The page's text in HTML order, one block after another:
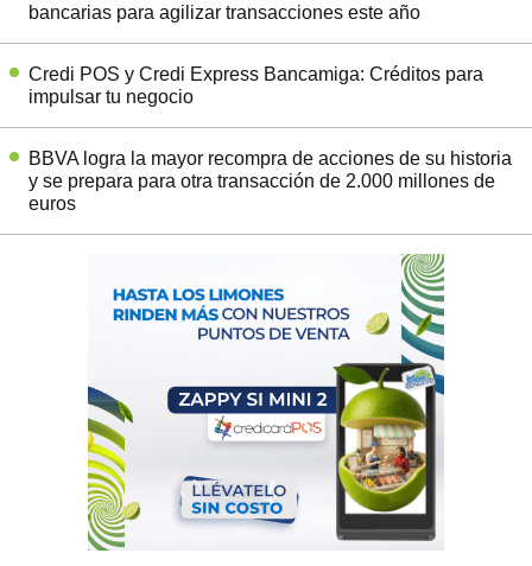
bancarias para agilizar transacciones este año
Credi POS y Credi Express Bancamiga: Créditos para
impulsar tu negocio
BBVA logra la mayor recompra de acciones de su historia
y se prepara para otra transacción de 2.000 millones de
euros